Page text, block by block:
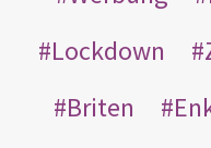
Lockdown
Briten